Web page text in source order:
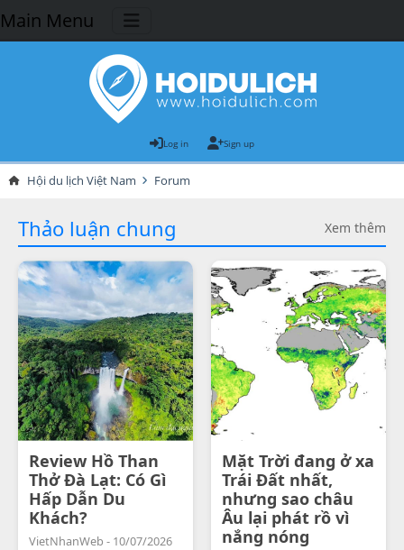
Main Menu
Log in Sign up
Hội du lịch Việt Nam Forum
Thảo luận chung Xem thêm
Review Hồ Than
Thở Đà Lạt: Có Gì
Hấp Dẫn Du
Khách?
VietNhanWeb - 10/07/2026
Mặt Trời đang ở xa
Trái Đất nhất,
nhưng sao châu
Âu lại phát rồ vì
nắng nóng